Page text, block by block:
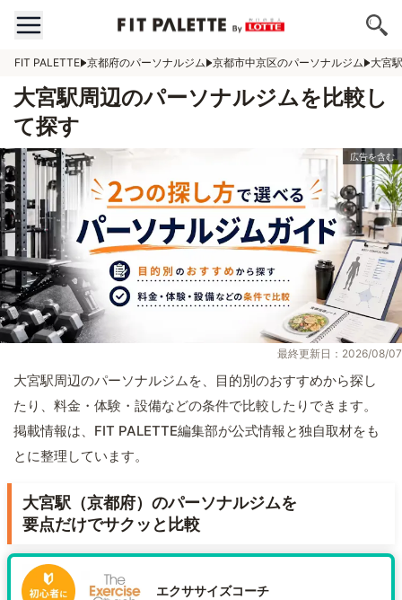
FIT PALETTE 京都府のパーソナルジム 京都市中京区のパーソナルジム 大宮
大宮駅周辺のパーソナルジムを比較し
て探す
最終更新日：2026/08/07
大宮駅周辺のパーソナルジムを、目的別のおすすめから探し
たり、料金・体験・設備などの条件で比較したりできます。
掲載情報は、FIT PALETTE編集部が公式情報と独自取材をも
とに整理しています。
大宮駅（京都府）のパーソナルジムを
要点だけでサクッと比較
エクササイズコーチ